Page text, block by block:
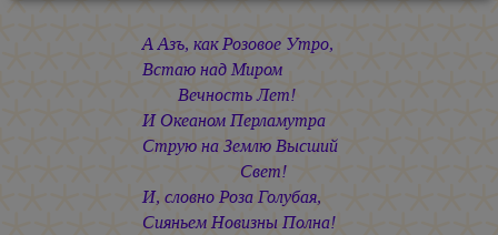
А Азъ, как Розовое Утро,
Встаю над Миром
Вечность Лет!
И Океаном Перламутра
Струю на Землю Высший
Свет!
И, словно Роза Голубая,
Сияньем Новизны Полна!